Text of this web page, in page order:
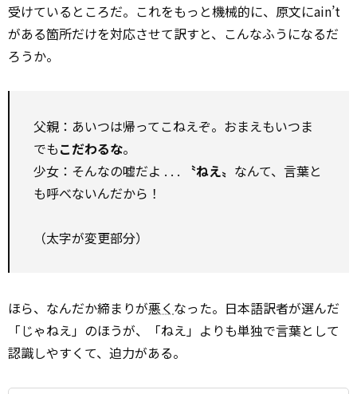
受けているところだ。これをもっと機械的に、原文にain’t
がある箇所だけを対応させて訳すと、こんなふうになるだ
ろうか。
父親：あいつは帰ってこねえぞ。おまえもいつま
でもこだわるな。
少女：そんなの嘘だよ . . .
〝ねえ〟 なんて、言葉と
も呼べないんだから！
（太字が変更部分）
ほら、なんだか締まりが悪く なった。日本語訳者が選んだ
「じゃねえ」のほうが、「ねえ」よりも単独で言葉として
認識しやすくて、迫力がある。